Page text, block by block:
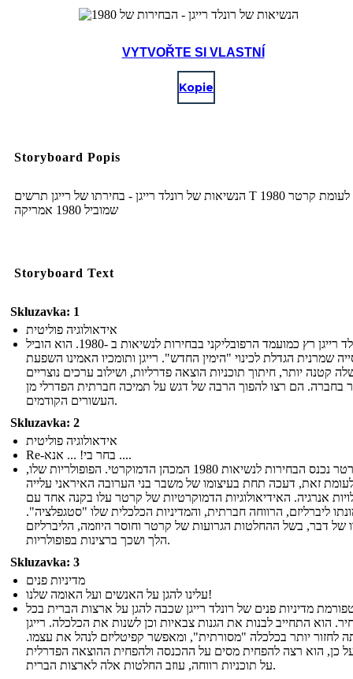
VYTVOŘTE SI VLASTNÍ
Kopie
Storyboard Popis
הנשיאות של רונלד רייגן - בחירתו של רייגן תרשים T 1980 לעומת קרטר
שמוביל 1980 אמריקה
Storyboard Text
Skluzavka: 1
אידאולוגיה פוליטית
רונלד רייגן רץ כמועמד הרפובליקני בבחירות לנשיאות ב -1980. הוא הוביל
שמרנית הגדלת לכינוי "הימין החדש". רייגן ותומכיו האמינו השפעת
קטנה יותר, חיתוך תוכניות הוצאה פדרליות, ושילוב ערכים נוצריים
בחברה. הם רצו להפוך הרבה של דגש על תמיכה חברתית הפדרלי מן
העשורים הקודמים.
Skluzavka: 2
אידאולוגיה פוליטית
Re-בחר בי! ... אנא ....
ג'ימי קרטר נכנס הבחירות לנשיאות 1980 המכהן הדמוקרטי. הפופולריות שלו,
זאת, דעכה תחת בעיצומו של משבר בני הערובה האיראני עלייה
אנרגיה. האידיאולוגיות הדמוקרטיות של קרטר עלו בקנה אחד עם
ליברליזם, הרווחה חברתית, והמדיניות הכלכלית שלו "סטגפלציה".
של דבר, בשל ההחלטות הגרועות של קרטר וחוסר היוזמה, הליברליזם
הלך ושכך ברצינות בפופולריות.
Skluzavka: 3
מדיניות פנים
עלינו להגן על האנשים ועל האומה שלנו!
מדיניות פנים של רונלד רייגן שכבה להגן על ארצות הברית בכל
הוא התחייב לבנות את הגנות צבאיות וכן לשנות את הכלכלה. רייגן
לחזור יותר בכלכלה "מסורתית", ומאפשר קפיטליזם לנהל את עצמו.
כן, הוא רצה להפחית מסים על ההכנסה ולהפחית ההוצאה הפדרלית
על תוכניות רווחה, עוזב החלטות אלה לארצות הברית.